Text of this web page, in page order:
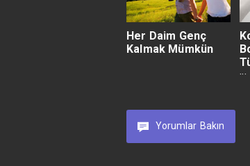
Her Daim Genç
Kalmak Mümkün
Yorumlar Bakın